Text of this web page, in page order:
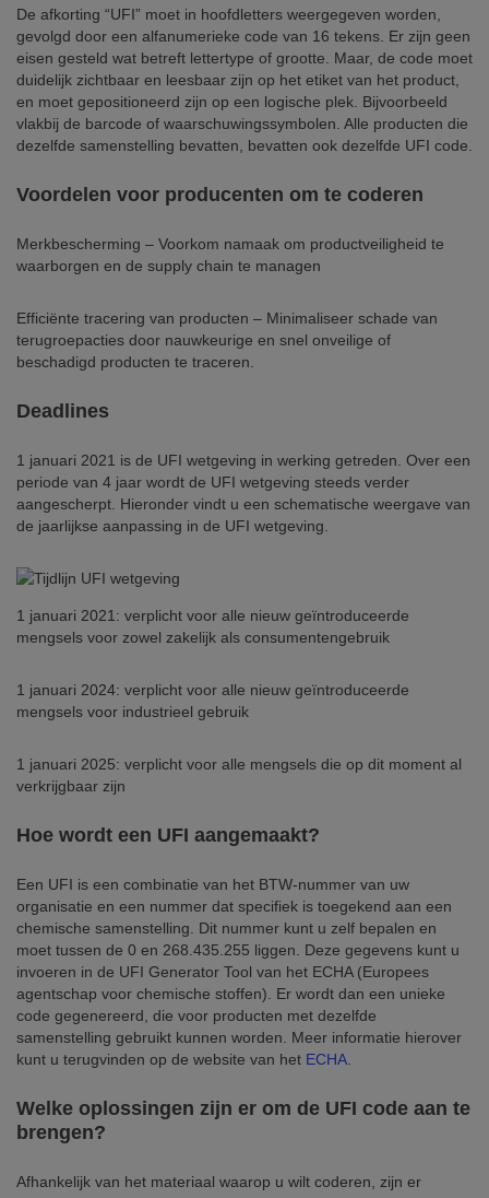
De afkorting “UFI” moet in hoofdletters weergegeven worden,
gevolgd door een alfanumerieke code van 16 tekens. Er zijn geen
eisen gesteld wat betreft lettertype of grootte. Maar, de code moet
duidelijk zichtbaar en leesbaar zijn op het etiket van het product,
en moet gepositioneerd zijn op een logische plek. Bijvoorbeeld
vlakbij de barcode of waarschuwingssymbolen. Alle producten die
dezelfde samenstelling bevatten, bevatten ook dezelfde UFI code.
Voordelen voor producenten om te coderen
Merkbescherming – Voorkom namaak om productveiligheid te
waarborgen en de supply chain te managen
Efficiënte tracering van producten – Minimaliseer schade van
terugroepacties door nauwkeurige en snel onveilige of
beschadigd producten te traceren.
Deadlines
1 januari 2021 is de UFI wetgeving in werking getreden. Over een
periode van 4 jaar wordt de UFI wetgeving steeds verder
aangescherpt. Hieronder vindt u een schematische weergave van
de jaarlijkse aanpassing in de UFI wetgeving.
1 januari 2021: verplicht voor alle nieuw geïntroduceerde
mengsels voor zowel zakelijk als consumentengebruik
1 januari 2024: verplicht voor alle nieuw geïntroduceerde
mengsels voor industrieel gebruik
1 januari 2025: verplicht voor alle mengsels die op dit moment al
verkrijgbaar zijn
Hoe wordt een UFI aangemaakt?
Een UFI is een combinatie van het BTW-nummer van uw
organisatie en een nummer dat specifiek is toegekend aan een
chemische samenstelling. Dit nummer kunt u zelf bepalen en
moet tussen de 0 en 268.435.255 liggen. Deze gegevens kunt u
invoeren in de UFI Generator Tool van het ECHA (Europees
agentschap voor chemische stoffen). Er wordt dan een unieke
code gegenereerd, die voor producten met dezelfde
samenstelling gebruikt kunnen worden. Meer informatie hierover
kunt u terugvinden op de website van het ECHA
Welke oplossingen zijn er om de UFI code aan te
brengen?
Afhankelijk van het materiaal waarop u wilt coderen, zijn er